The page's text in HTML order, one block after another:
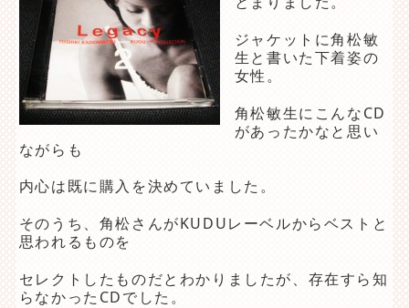
ジャケットに角松敏
生と書いた下着姿の
女性。
角松敏生にこんなCD
があったかなと思い
ながらも
内心は既に購入を決めていました。
そのうち、角松さんがKUDUレーベルからベストと
思われるものを
セレクトしたものだとわかりましたが、存在すら知
らなかったCDでした。